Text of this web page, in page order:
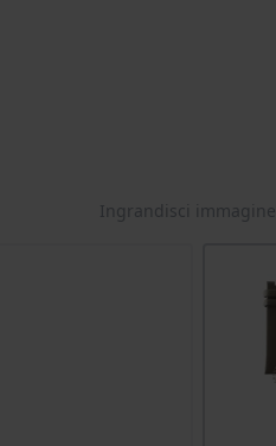
Ingrandisci immagine